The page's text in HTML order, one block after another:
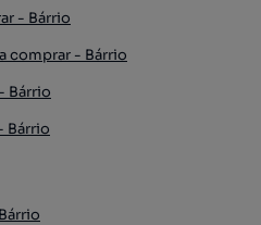
- Bárrio
comprar - Bárrio
Bárrio
Bárrio